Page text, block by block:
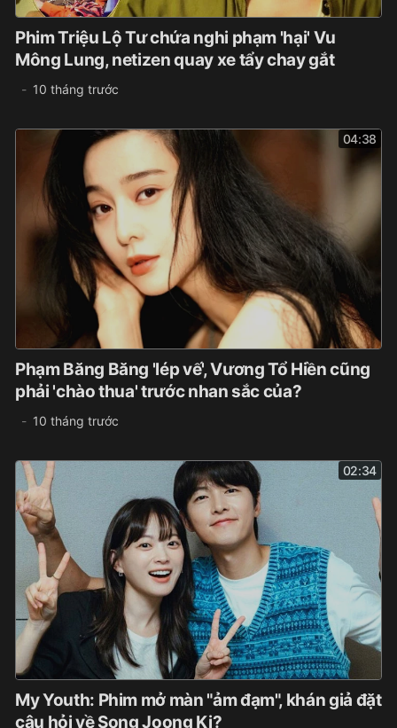
Phim Triệu Lộ Tư chứa nghi phạm 'hại' Vu
Mông Lung, netizen quay xe tẩy chay gắt
10 tháng trước
04:38
Phạm Băng Băng 'lép vế', Vương Tổ Hiền cũng
phải 'chào thua' trước nhan sắc của?
10 tháng trước
02:34
My Youth: Phim mở màn "ảm đạm", khán giả đặt
câu hỏi về Song Joong Ki?